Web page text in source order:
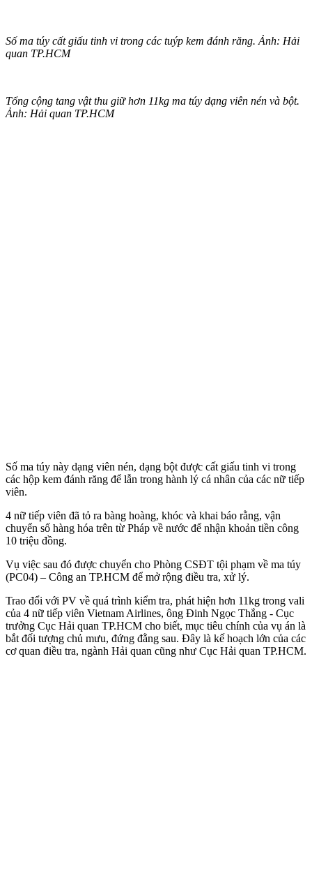
Số m‌a tú‌y cất giấu tinh vi trong các tuýp kem đánh răng. Ảnh: Hải
quan TP.HCM
Tổng cộng tang vật thu giữ hơn 11kg m‌a tú‌y dạng viên nén và bột.
Ảnh: Hải quan TP.HCM
Số m‌a tú‌y này dạng viên nén, dạng bột được cất giấu tinh vi trong
các hộp kem đánh răng để lẫn trong hành lý cá nhân của các nữ tiế‌p
viê‌n.
4 nữ tiế‌p viê‌n đã tỏ ra bàng hoàng, khóc và khai báo rằng, vận
chuyển số hàng hóa trên từ Pháp về nước để nhận khoản tiền công
10 triệu đồng.
Vụ việc sau đó được chuyển cho Phòng CSĐT tội phạm về m‌a tú‌y
(PC04) – Công an TP.HCM để mở rộng điều tra, xử lý.
Trao đổi với PV về quá trình kiểm tra, phát hiện hơn 11kg trong vali
của 4 nữ tiế‌p viê‌n Vietnam Airlines, ông Đinh Ngọc Thắng - Cục
trưởng Cục Hải quan TP.HCM cho biết, mục tiêu chính của vụ án là
bắt đối tượng chủ mưu, đứng đằng sau. Đây là kế hoạch lớn của các
cơ quan điều tra, ngành Hải quan cũng như Cục Hải quan TP.HCM.